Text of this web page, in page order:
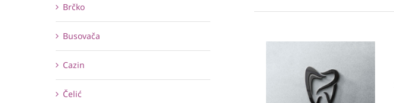
Brčko
Busovača
Cazin
Čelić